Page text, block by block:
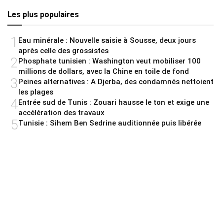
Les plus populaires
1 Eau minérale : Nouvelle saisie à Sousse, deux jours
après celle des grossistes
2Phosphate tunisien : Washington veut mobiliser 100
millions de dollars, avec la Chine en toile de fond
3Peines alternatives : A Djerba, des condamnés nettoient
les plages
4Entrée sud de Tunis : Zouari hausse le ton et exige une
accélération des travaux
5Tunisie : Sihem Ben Sedrine auditionnée puis libérée